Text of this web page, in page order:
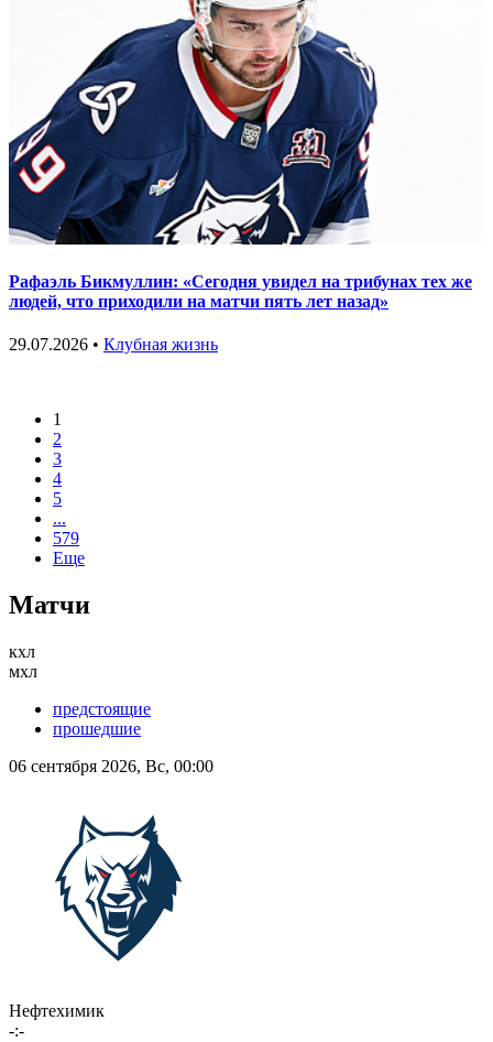
Рафаэль Бикмуллин: «Сегодня увидел на трибунах тех же
людей, что приходили на матчи пять лет назад»
29.07.2026 • Клубная жизнь
1
2
3
4
5
...
579
Еще
Матчи
кхл
мхл
предстоящие
прошедшие
06 сентября 2026, Вс, 00:00
Нефтехимик
-:-